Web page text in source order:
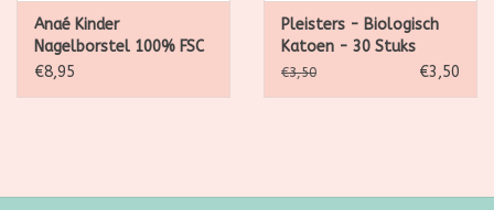
Anaé Kinder
Nagelborstel 100% FSC
beukenhout
€8,95
Pleisters - Biologisch
Katoen - 30 Stuks
€3,50 €3,50